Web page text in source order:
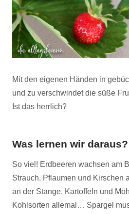
Mit den eigenen Händen in
und zu verschwindet die süße
Ist das herrlich?
Was lernen wir daraus?
So viel! Erdbeeren wachsen am
Strauch, Pflaumen und Kirschen
an der Stange, Kartoffeln und
Kohlsorten allemal… Spargel